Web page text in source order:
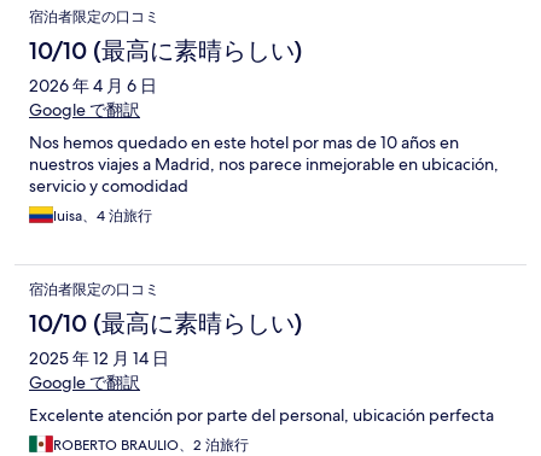
宿泊者限定の口コミ
10/10 (最高に素晴らしい)
2026 年 4 月 6 日
Google で翻訳
Nos hemos quedado en este hotel por mas de 10 años en
nuestros viajes a Madrid, nos parece inmejorable en ubicación,
servicio y comodidad
luisa、4 泊旅行
宿泊者限定の口コミ
10/10 (最高に素晴らしい)
2025 年 12 月 14 日
Google で翻訳
Excelente atención por parte del personal, ubicación perfecta
ROBERTO BRAULIO、2 泊旅行